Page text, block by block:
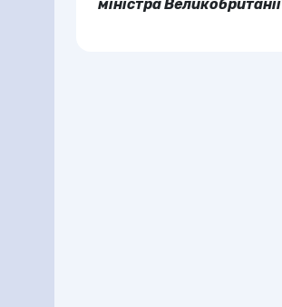
міністра Великобританії